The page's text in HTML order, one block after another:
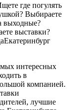
где погулять
Выбираете
выходные?
выставки?
интересных
в
компанией.
лучшие